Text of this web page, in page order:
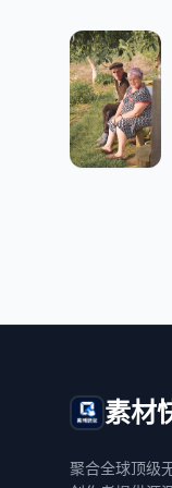
素材
聚合全球顶级